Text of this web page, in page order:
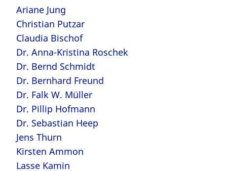
Ariane Jung
Christian Putzar
Claudia Bischof
Dr. Anna-Kristina Roschek
Dr. Bernd Schmidt
Dr. Bernhard Freund
Dr. Falk W. Müller
Dr. Pillip Hofmann
Dr. Sebastian Heep
Jens Thurn
Kirsten Ammon
Lasse Kamin